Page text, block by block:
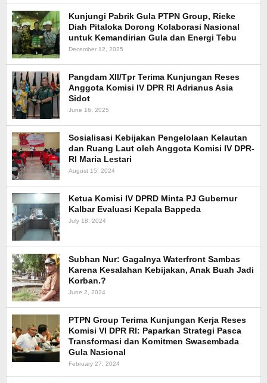
Kunjungi Pabrik Gula PTPN Group, Rieke
Diah Pitaloka Dorong Kolaborasi Nasional
untuk Kemandirian Gula dan Energi Tebu
December 12, 2025
Pangdam XII/Tpr Terima Kunjungan Reses
Anggota Komisi IV DPR RI Adrianus Asia
Sidot
June 16, 2025
Sosialisasi Kebijakan Pengelolaan Kelautan
dan Ruang Laut oleh Anggota Komisi IV DPR-
RI Maria Lestari
August 15, 2024
Ketua Komisi IV DPRD Minta PJ Gubernur
Kalbar Evaluasi Kepala Bappeda
July 18, 2024
Subhan Nur: Gagalnya Waterfront Sambas
Karena Kesalahan Kebijakan, Anak Buah Jadi
Korban.?
June 2, 2024
PTPN Group Terima Kunjungan Kerja Reses
Komisi VI DPR RI: Paparkan Strategi Pasca
Transformasi dan Komitmen Swasembada
Gula Nasional
February 27, 2024